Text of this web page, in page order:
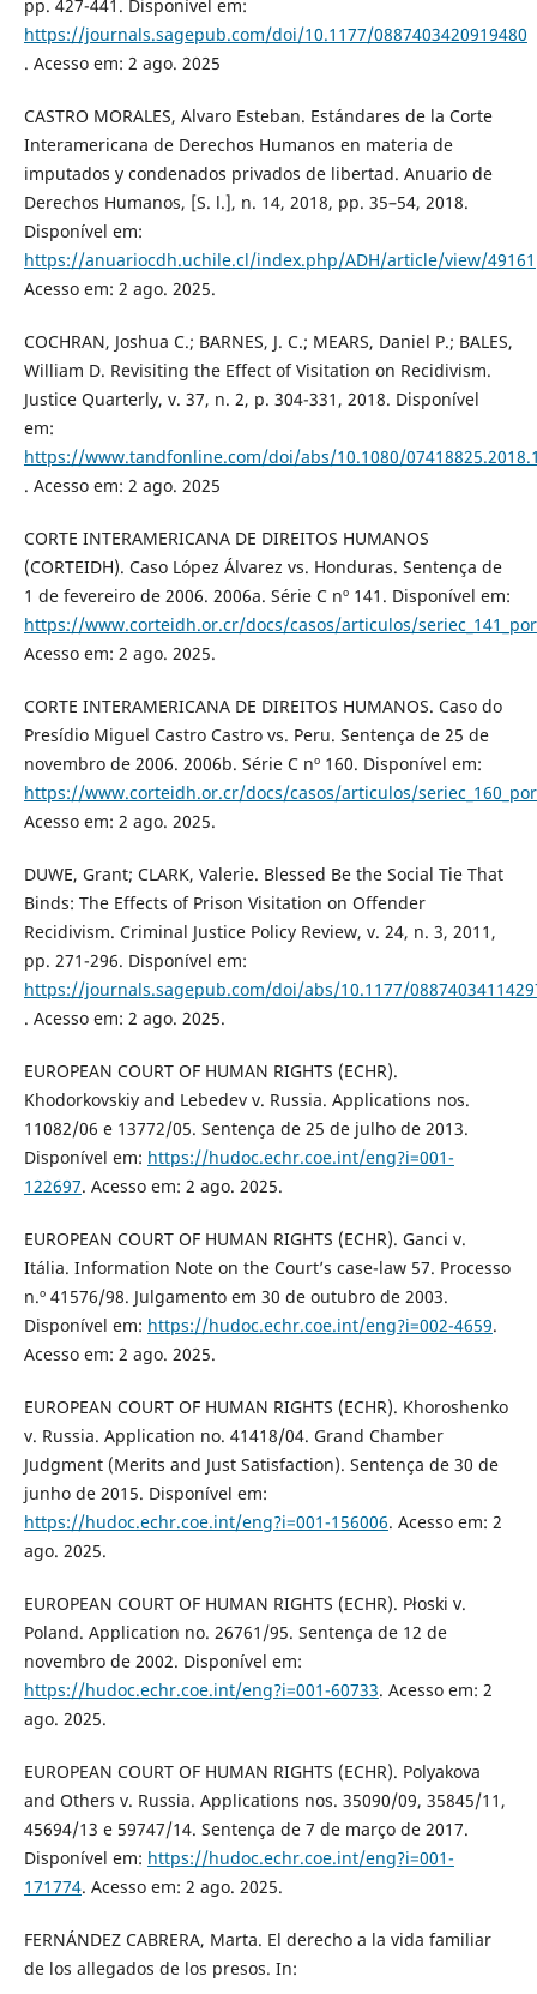
pp. 427-441. Disponível em:
https://journals.sagepub.com/doi/10.1177/0887403420919480
. Acesso em: 2 ago. 2025
CASTRO MORALES, Alvaro Esteban. Estándares de la Corte
Interamericana de Derechos Humanos en materia de
imputados y condenados privados de libertad. Anuario de
Derechos Humanos, [S. l.], n. 14, 2018, pp. 35–54, 2018.
Disponível em:
https://anuariocdh.uchile.cl/index.php/ADH/article/view/49161
Acesso em: 2 ago. 2025.
COCHRAN, Joshua C.; BARNES, J. C.; MEARS, Daniel P.; BALES,
William D. Revisiting the Effect of Visitation on Recidivism.
Justice Quarterly, v. 37, n. 2, p. 304-331, 2018. Disponível
em:
https://www.tandfonline.com/doi/abs/10.1080/
. Acesso em: 2 ago. 2025
CORTE INTERAMERICANA DE DIREITOS HUMANOS
(CORTEIDH). Caso López Álvarez vs. Honduras. Sentença de
1 de fevereiro de 2006. 2006a. Série C nº 141. Disponível em:
https://www.corteidh.or.cr/docs/casos/articulos/
Acesso em: 2 ago. 2025.
CORTE INTERAMERICANA DE DIREITOS HUMANOS. Caso do
Presídio Miguel Castro Castro vs. Peru. Sentença de 25 de
novembro de 2006. 2006b. Série C nº 160. Disponível em:
https://www.corteidh.or.cr/docs/casos/articulos/
Acesso em: 2 ago. 2025.
DUWE, Grant; CLARK, Valerie. Blessed Be the Social Tie That
Binds: The Effects of Prison Visitation on Offender
Recidivism. Criminal Justice Policy Review, v. 24, n. 3, 2011,
pp. 271-296. Disponível em:
https://journals.sagepub.com/doi/abs/10.1177/
. Acesso em: 2 ago. 2025.
EUROPEAN COURT OF HUMAN RIGHTS (ECHR).
Khodorkovskiy and Lebedev v. Russia. Applications nos.
11082/06 e 13772/05. Sentença de 25 de julho de 2013.
Disponível em: https://hudoc.echr.coe.int/eng?i=001-
122697. Acesso em: 2 ago. 2025.
EUROPEAN COURT OF HUMAN RIGHTS (ECHR). Ganci v.
Itália. Information Note on the Court’s case-law 57. Processo
n.º 41576/98. Julgamento em 30 de outubro de 2003.
Disponível em: https://hudoc.echr.coe.int/eng?i=002-4659.
Acesso em: 2 ago. 2025.
EUROPEAN COURT OF HUMAN RIGHTS (ECHR). Khoroshenko
v. Russia. Application no. 41418/04. Grand Chamber
Judgment (Merits and Just Satisfaction). Sentença de 30 de
junho de 2015. Disponível em:
https://hudoc.echr.coe.int/eng?i=001-156006. Acesso em: 2
ago. 2025.
EUROPEAN COURT OF HUMAN RIGHTS (ECHR). Płoski v.
Poland. Application no. 26761/95. Sentença de 12 de
novembro de 2002. Disponível em:
https://hudoc.echr.coe.int/eng?i=001-60733. Acesso em: 2
ago. 2025.
EUROPEAN COURT OF HUMAN RIGHTS (ECHR). Polyakova
and Others v. Russia. Applications nos. 35090/09, 35845/11,
45694/13 e 59747/14. Sentença de 7 de março de 2017.
Disponível em: https://hudoc.echr.coe.int/eng?i=001-
171774. Acesso em: 2 ago. 2025.
FERNÁNDEZ CABRERA, Marta. El derecho a la vida familiar
de los allegados de los presos. In: